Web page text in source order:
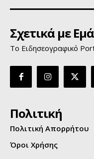
Σχετικά με
Το Ειδησεογραφικό
Πολιτική
Πολιτική Απορρήτου
Όροι Χρήσης